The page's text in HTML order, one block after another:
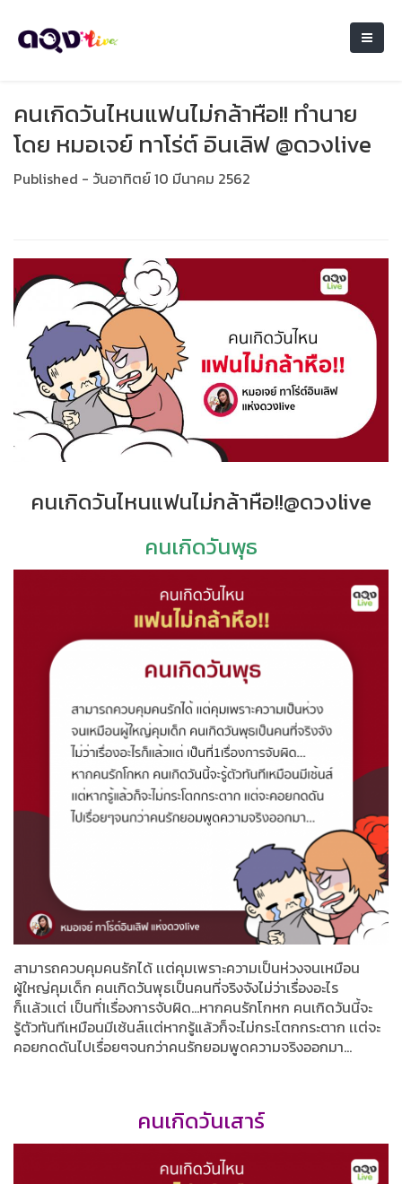
คนเกิดวันไหนแฟนไม่กล้าหือ!! ทำนาย
โดย หมอเจย์ ทาโร่ต์ อินเลิฟ @ดวงlive
Published - วันอาทิตย์ 10 มีนาคม 2562
คนเกิดวันไหนแฟนไม่กล้าหือ!!@ดวงlive
คนเกิดวันพุธ
สามารถควบคุมคนรักได้ เเต่คุมเพราะความเป็นห่วงจนเหมือน
ผู้ใหญ่คุมเด็ก คนเกิดวันพุธเป็นคนที่จริงจังไม่ว่าเรื่องอะไร
ก็เเล้วเเต่ เป็นที่1เรื่องการจับผิด…หากคนรักโกหก คนเกิดวันนี้จะ
รู้ตัวทันทีเหมือนมีเซ้นส์เเต่หากรู้แล้วก็จะไม่กระโตกกระตาก เเต่จะ
คอยกดดันไปเรื่อยๆจนกว่าคนรักยอมพูดความจริงออกมา...
คนเกิดวันเสาร์